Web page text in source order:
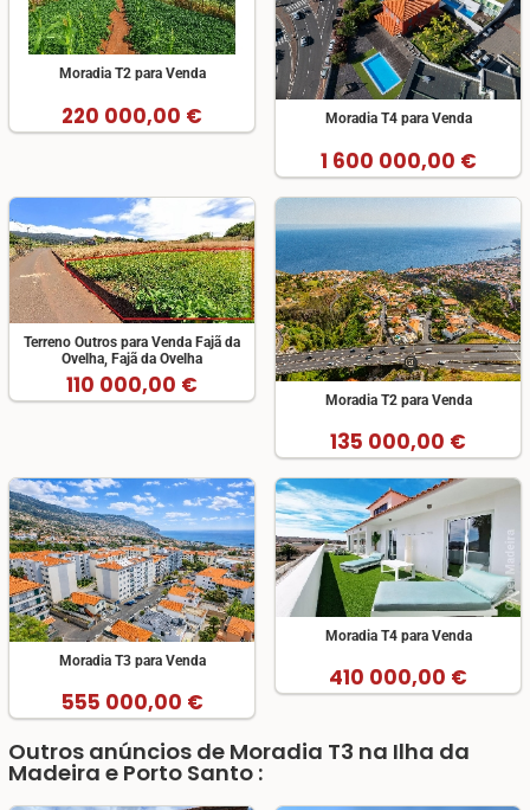
Moradia T2 para Venda
220 000,00 € Moradia T4 para Venda
1 600 000,00 €
Terreno Outros para Venda Fajã da
Ovelha, Fajã da Ovelha
110 000,00 €
Moradia T2 para Venda
135 000,00 €
Moradia T3 para Venda
555 000,00 €
Moradia T4 para Venda
410 000,00 €
Outros anúncios de Moradia T3 na Ilha da
Madeira e Porto Santo :